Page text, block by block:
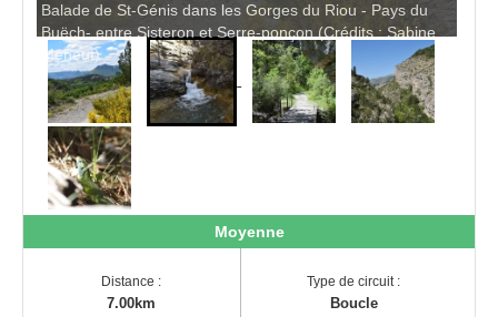
Balade de St-Génis dans les Gorges du Riou - Pays du
Buëch- entre Sisteron et Serre-ponçon (Crédits : Sabine
Meneut)
Moyenne
Distance :
7.00km
Type de circuit :
Boucle